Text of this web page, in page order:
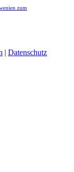
zum
| Datenschutz